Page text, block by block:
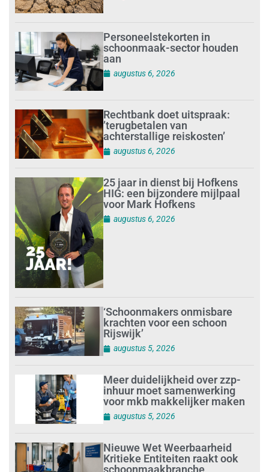
Personeelstekorten in
schoonmaak-sector houden
aan
augustus 6, 2026
Rechtbank doet uitspraak:
’terugbetalen van
achterstallige reiskosten’
augustus 6, 2026
25 jaar in dienst bij Hofkens
HIG: een bijzondere mijlpaal
voor Mark Hofkens
augustus 6, 2026
‘Schoonmakers onmisbare
krachten voor een schoon
Rijswijk’
augustus 5, 2026
Meer duidelijkheid over zzp-
inhuur moet samenwerking
voor mkb makkelijker maken
augustus 5, 2026
Nieuwe Wet Weerbaarheid
Kritieke Entiteiten raakt ook
schoonmaakbranche